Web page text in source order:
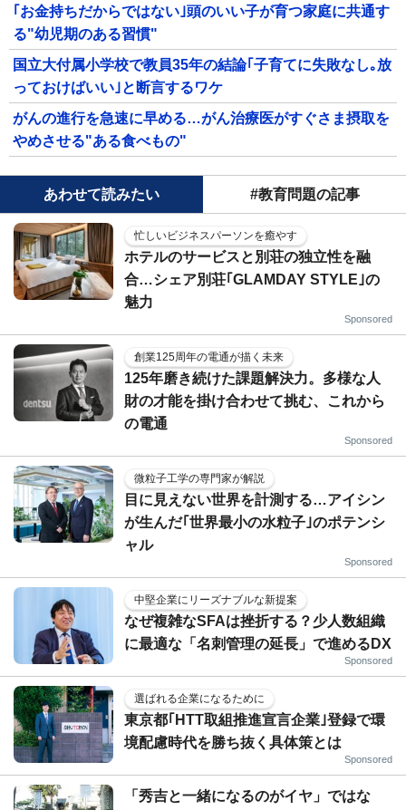
｢お金持ちだからではない｣頭のいい子が育つ家庭に共通す
る"幼児期のある習慣"
国立大付属小学校で教員35年の結論｢子育てに失敗なし｡放
っておけばいい｣と断言するワケ
がんの進行を急速に早める…がん治療医がすぐさま摂取を
やめさせる"ある食べもの"
あわせて読みたい #教育問題の記事
忙しいビジネスパーソンを癒やす
ホテルのサービスと別荘の独立性を融
合…シェア別荘｢GLAMDAY STYLE｣の
魅力
Sponsored
創業125周年の電通が描く未来
125年磨き続けた課題解決力。多様な人
財の才能を掛け合わせて挑む、これから
の電通
Sponsored
微粒子工学の専門家が解説
目に見えない世界を計測する…アイシン
が生んだ｢世界最小の水粒子｣のポテンシ
ャル
Sponsored
中堅企業にリーズナブルな新提案
なぜ複雑なSFAは挫折する？少人数組織
に最適な「名刺管理の延長」で進めるDX
Sponsored
選ばれる企業になるために
東京都｢HTT取組推進宣言企業｣登録で環
境配慮時代を勝ち抜く具体策とは
Sponsored
「秀吉と一緒になるのがイヤ」ではな